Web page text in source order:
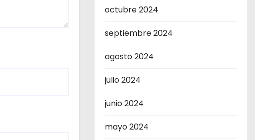
octubre 2024
septiembre 2024
agosto 2024
julio 2024
junio 2024
mayo 2024